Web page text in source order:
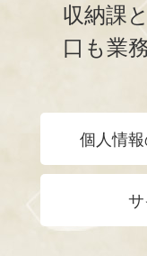
収納課
口も業
個人情